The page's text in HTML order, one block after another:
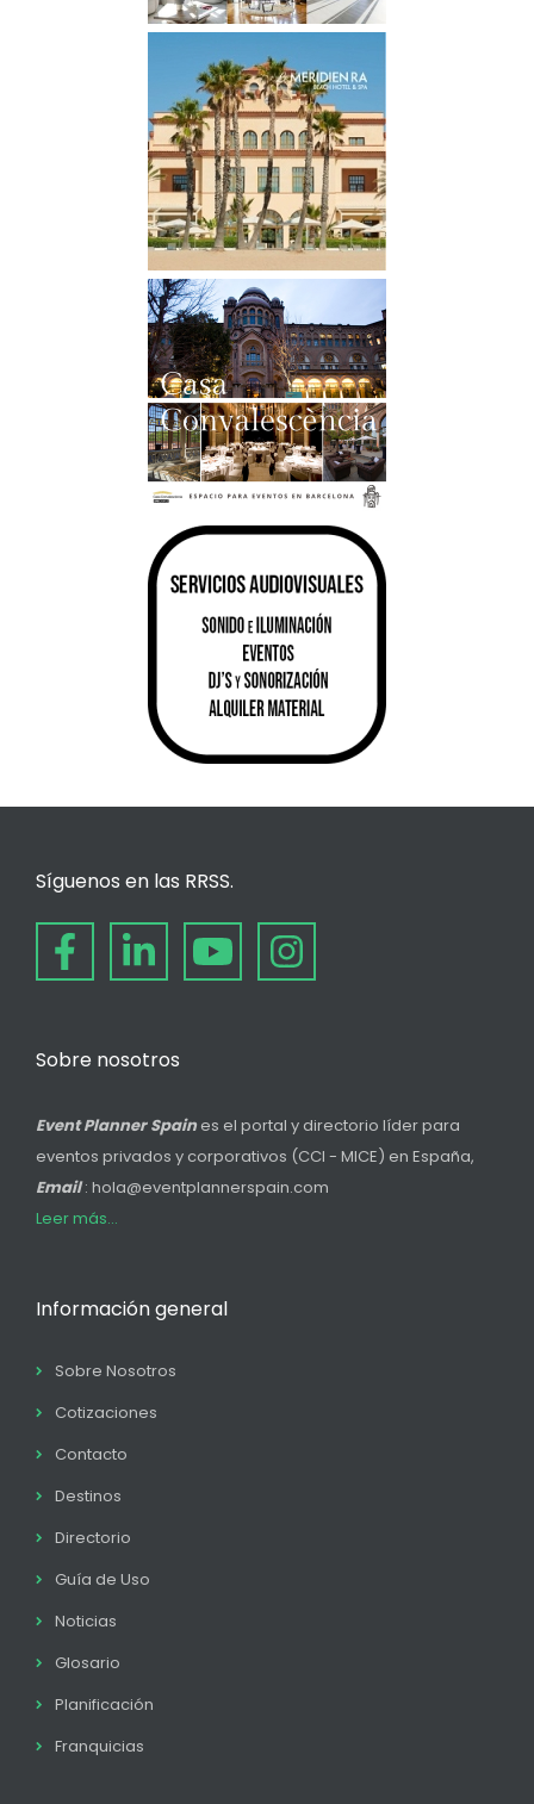
Síguenos en las RRSS.
Sobre nosotros
Event Planner Spain es el portal y directorio líder para
eventos privados y corporativos (CCI - MICE) en España,
Email: hola@eventplannerspain.com
Leer más...
Información general
Sobre Nosotros
Cotizaciones
Contacto
Destinos
Directorio
Guía de Uso
Noticias
Glosario
Planificación
Franquicias